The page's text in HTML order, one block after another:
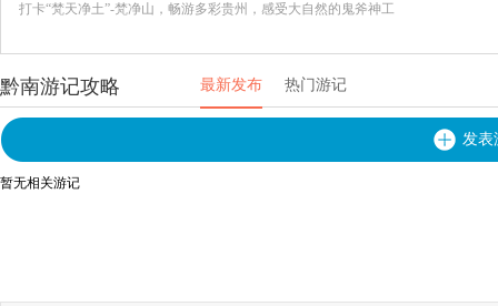
打卡“梵天净土”-梵净山，畅游多彩贵州，感受大自然的鬼斧神工
黔南游记攻略 最新发布 热门游记
发表
暂无相关游记